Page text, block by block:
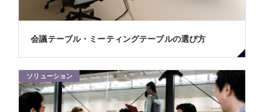
会議テーブル・ミーティングテーブルの選び方
ソリューション